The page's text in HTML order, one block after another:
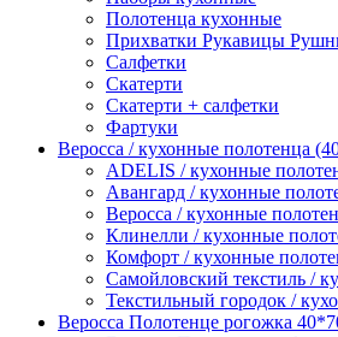
Полотенца кухонные
Прихватки Рукавицы
Салфетки
Скатерти
Скатерти + салфетки
Фартуки
Веросса / кухонные полотенца
ADELIS / кухонные
Авангард / кухонные
Веросса / кухонные
Клинелли / кухонные
Комфорт / кухонные
Самойловский текстиль /
Текстильный городок /
Веросса Полотенце рогожка